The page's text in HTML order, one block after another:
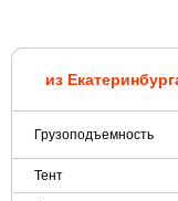
из
Грузоподъемность
Тент